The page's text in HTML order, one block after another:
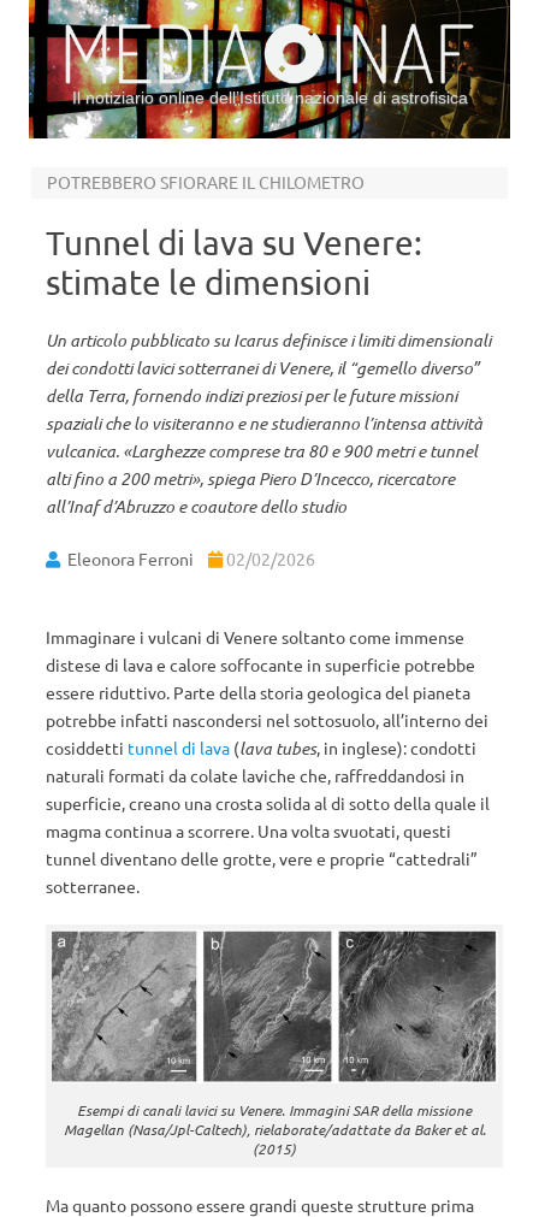
Il notiziario online dell’Istituto nazionale di astrofisica
POTREBBERO SFIORARE IL CHILOMETRO
Tunnel di lava su Venere:
stimate le dimensioni
Un articolo pubblicato su Icarus definisce i limiti dimensionali
dei condotti lavici sotterranei di Venere, il “gemello diverso”
della Terra, fornendo indizi preziosi per le future missioni
spaziali che lo visiteranno e ne studieranno l’intensa attività
vulcanica. «Larghezze comprese tra 80 e 900 metri e tunnel
alti fino a 200 metri», spiega Piero D’Incecco, ricercatore
all’Inaf d’Abruzzo e coautore dello studio
Eleonora Ferroni 02/02/2026
Immaginare i vulcani di Venere soltanto come immense
distese di lava e calore soffocante in superficie potrebbe
essere riduttivo. Parte della storia geologica del pianeta
potrebbe infatti nascondersi nel sottosuolo, all’interno dei
cosiddetti tunnel di lava (lava tubes, in inglese): condotti
naturali formati da colate laviche che, raffreddandosi in
superficie, creano una crosta solida al di sotto della quale il
magma continua a scorrere. Una volta svuotati, questi
tunnel diventano delle grotte, vere e proprie “cattedrali”
sotterranee.
Esempi di canali lavici su Venere. Immagini SAR della missione
Magellan (Nasa/Jpl-Caltech), rielaborate/adattate da Baker et al.
(2015)
Ma quanto possono essere grandi queste strutture prima